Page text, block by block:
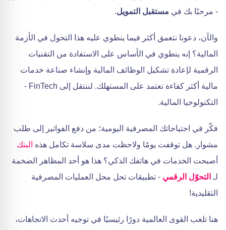
- مرحبًا بك في مستقبل التمويل.
والآن، دعونا نتعمق أكثر فيما ينطوي عليه هذا التحول في الأزمة
المالية؟ إنه ينطوي في الأساس على الاستفادة من التقنيات
الرقمية لإعادة تشكيل الوظائف المالية وإنشاء صناعة خدمات
مالية أكثر كفاءة تعتمد على المستهلك. لننتقل إلى FinTech -
التكنولوجيا المالية.
فكّر في احتياجاتك المصرفية اليومية؛ من دفع الفواتير إلى طلب
مشوار. هل توقفت يومًا ولاحظت مدى سلاسة تكامل هذه البنك
أصبحت الخدمات في هاتفك الذكي؟ هذا هو أحد المظاهر الضخمة
لـ التحوّل الرقمي - تطبيقات تحل محل العمليات المصرفية
التقليدية!
هنا تلعب القوى العالمية دورًا رئيسيًا في توجيه أحدث الاتجاهات،